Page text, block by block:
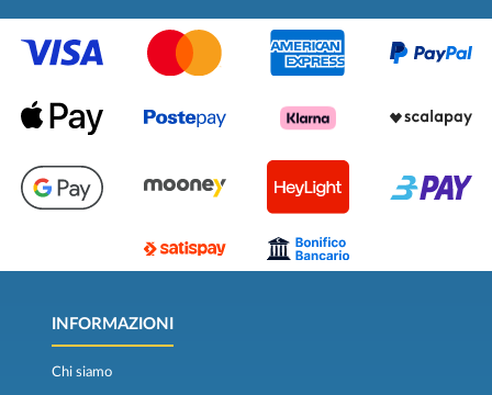
INFORMAZIONI
Chi siamo